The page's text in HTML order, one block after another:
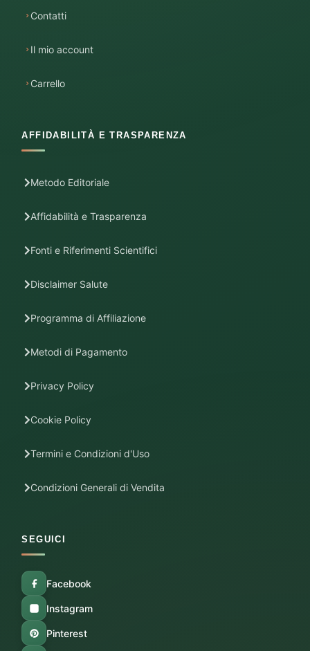
Contatti
Il mio account
Carrello
AFFIDABILITÀ E TRASPARENZA
Metodo Editoriale
Affidabilità e Trasparenza
Fonti e Riferimenti Scientifici
Disclaimer Salute
Programma di Affiliazione
Metodi di Pagamento
Privacy Policy
Cookie Policy
Termini e Condizioni d'Uso
Condizioni Generali di Vendita
SEGUICI
Facebook
Instagram
Pinterest